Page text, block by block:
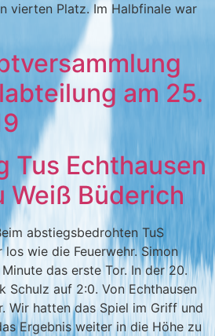
vierten Platz. Im Halbfinale war
am 25.
Tus Echthausen
Weiß Büderich
abstiegsbedrohten TuS
wie die Feuerwehr. Simon
das erste Tor. In der 20.
Schulz auf 2:0. Von Echthausen
Wir hatten das Spiel im Griff und
Ergebnis weiter in die Höhe zu